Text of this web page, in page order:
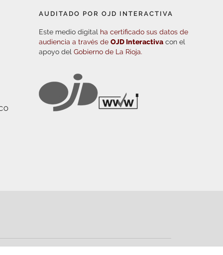
AUDITADO POR OJD INTERACTIVA
Este medio digital ha certificado sus datos de
audiencia a través deOJD Interactiva con el
apoyo delGobierno de La Rioja.